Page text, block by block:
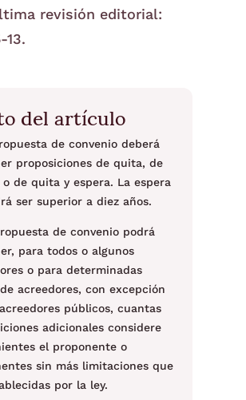
revisión editorial:
13.
del artículo
de convenio deberá
proposiciones de quita, de
o de quita y espera. La espera
ser superior a diez años.
de convenio podrá
para todos o algunos
o para determinadas
acreedores, con excepción
públicos, cuantas
adicionales considere
el proponente o
sin más limitaciones que
por la ley.